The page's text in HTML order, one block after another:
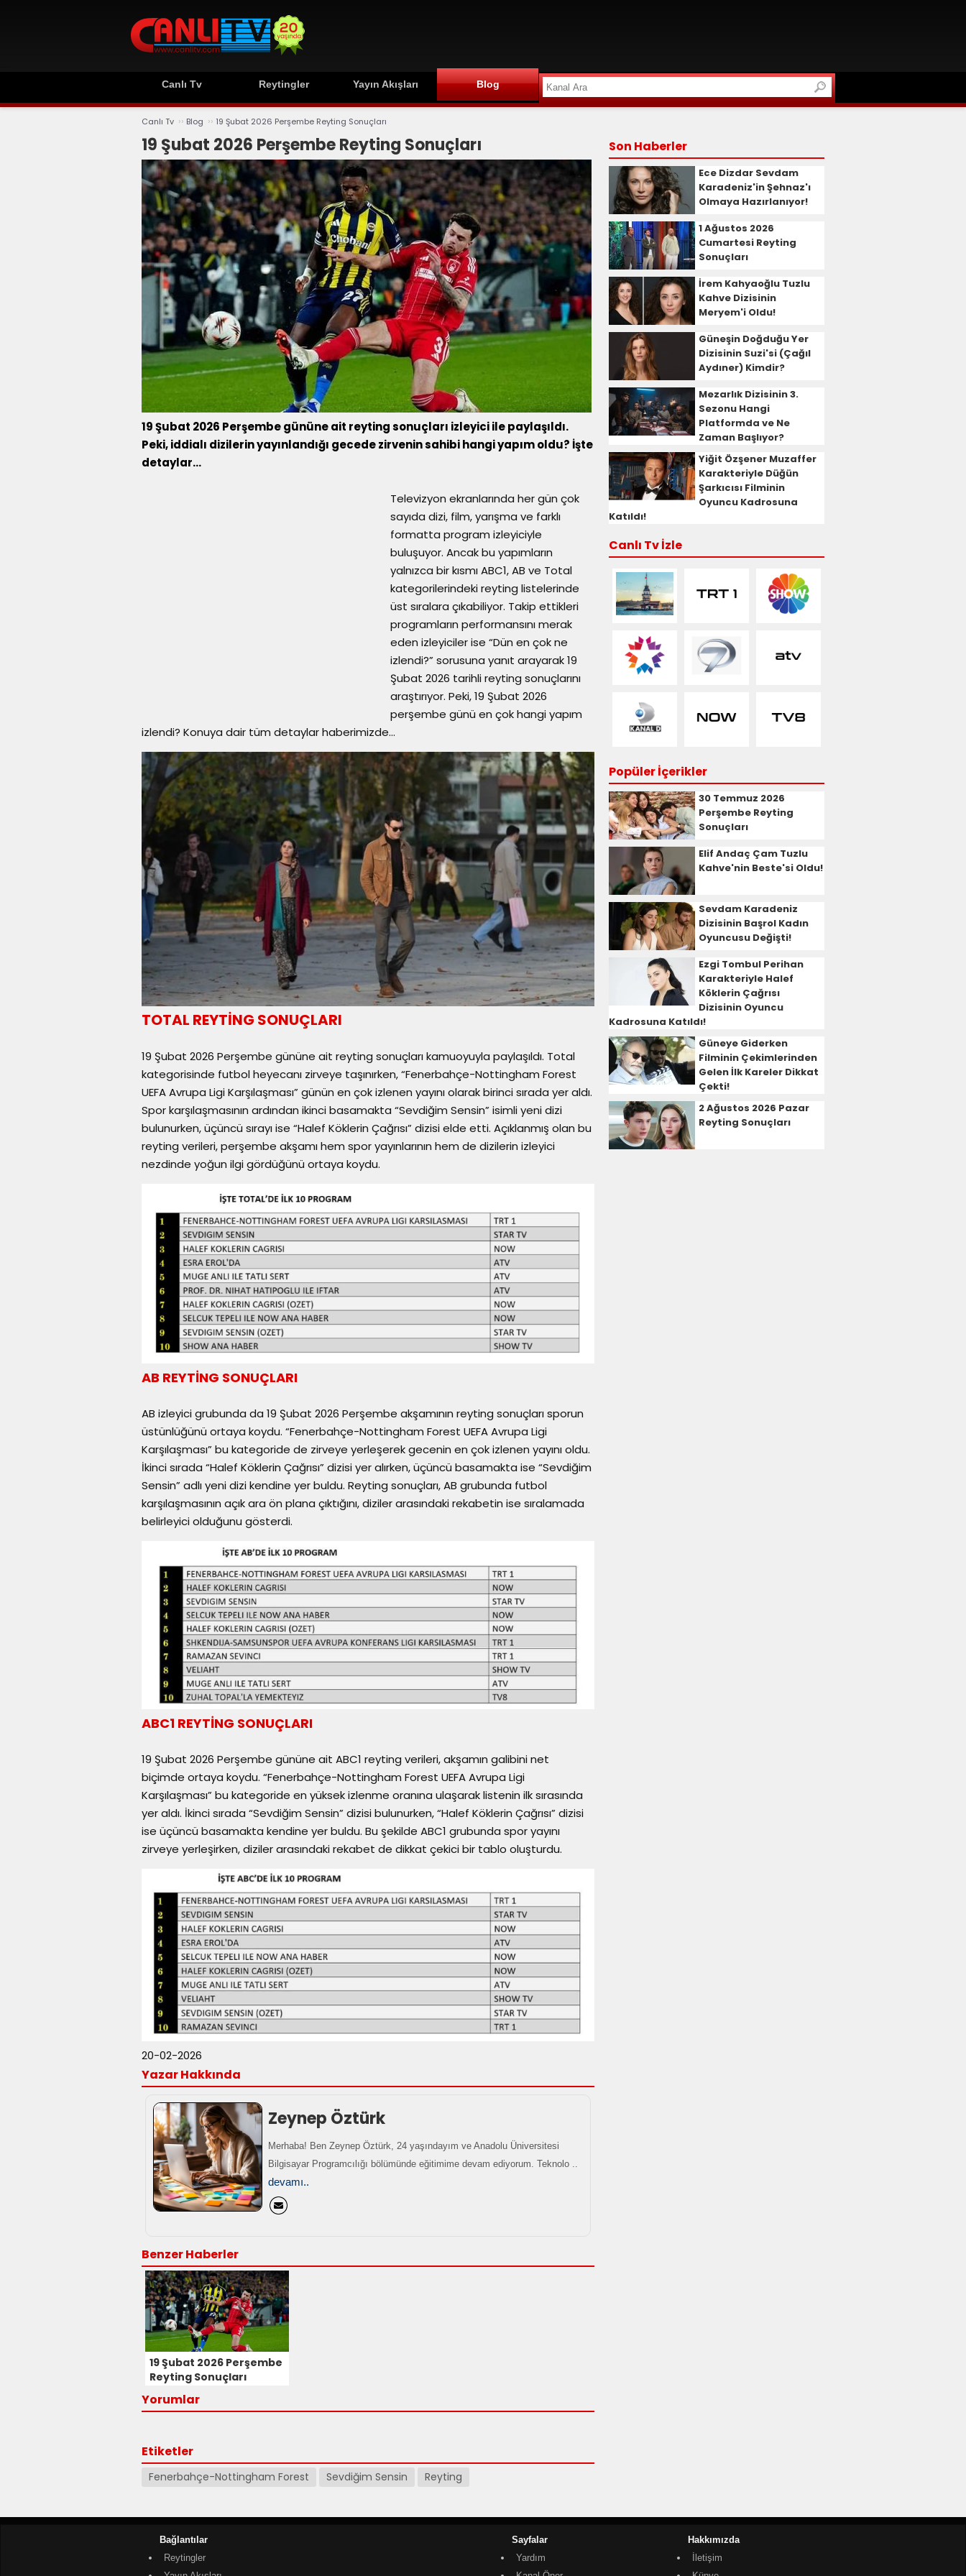
Canlı Tv Reytingler Yayın Akışları Blog
Canlı Tv ›› Blog ›› 19 Şubat 2026 Perşembe Reyting Sonuçları
19 Şubat 2026 Perşembe Reyting Sonuçları
19 Şubat 2026 Perşembe gününe ait reyting sonuçları izleyici ile paylaşıldı.
Peki, iddialı dizilerin yayınlandığı gecede zirvenin sahibi hangi yapım oldu? İşte
detaylar...
Televizyon ekranlarında her gün çok
sayıda dizi, film, yarışma ve farklı
formatta program izleyiciyle
buluşuyor. Ancak bu yapımların
yalnızca bir kısmı ABC1, AB ve Total
kategorilerindeki reyting listelerinde
üst sıralara çıkabiliyor. Takip ettikleri
programların performansını merak
eden izleyiciler ise “Dün en çok ne
izlendi?” sorusuna yanıt arayarak 19
Şubat 2026 tarihli reyting sonuçlarını
araştırıyor. Peki, 19 Şubat 2026
perşembe günü en çok hangi yapım
izlendi? Konuya dair tüm detaylar haberimizde...
TOTAL REYTİNG SONUÇLARI
19 Şubat 2026 Perşembe gününe ait reyting sonuçları kamuoyuyla paylaşıldı. Total
kategorisinde futbol heyecanı zirveye taşınırken, “Fenerbahçe-Nottingham Forest
UEFA Avrupa Ligi Karşılaşması” günün en çok izlenen yayını olarak birinci sırada yer aldı.
Spor karşılaşmasının ardından ikinci basamakta “Sevdiğim Sensin” isimli yeni dizi
bulunurken, üçüncü sırayı ise “Halef Köklerin Çağrısı” dizisi elde etti. Açıklanmış olan bu
reyting verileri, perşembe akşamı hem spor yayınlarının hem de dizilerin izleyici
nezdinde yoğun ilgi gördüğünü ortaya koydu.
AB REYTİNG SONUÇLARI
AB izleyici grubunda da 19 Şubat 2026 Perşembe akşamının reyting sonuçları sporun
üstünlüğünü ortaya koydu. “Fenerbahçe-Nottingham Forest UEFA Avrupa Ligi
Karşılaşması” bu kategoride de zirveye yerleşerek gecenin en çok izlenen yayını oldu.
İkinci sırada “Halef Köklerin Çağrısı” dizisi yer alırken, üçüncü basamakta ise “Sevdiğim
Sensin” adlı yeni dizi kendine yer buldu. Reyting sonuçları, AB grubunda futbol
karşılaşmasının açık ara ön plana çıktığını, diziler arasındaki rekabetin ise sıralamada
belirleyici olduğunu gösterdi.
ABC1 REYTİNG SONUÇLARI
19 Şubat 2026 Perşembe gününe ait ABC1 reyting verileri, akşamın galibini net
biçimde ortaya koydu. “Fenerbahçe-Nottingham Forest UEFA Avrupa Ligi
Karşılaşması” bu kategoride en yüksek izlenme oranına ulaşarak listenin ilk sırasında
yer aldı. İkinci sırada “Sevdiğim Sensin” dizisi bulunurken, “Halef Köklerin Çağrısı” dizisi
ise üçüncü basamakta kendine yer buldu. Bu şekilde ABC1 grubunda spor yayını
zirveye yerleşirken, diziler arasındaki rekabet de dikkat çekici bir tablo oluşturdu.
20-02-2026
Yazar Hakkında
Zeynep Öztürk
Merhaba! Ben Zeynep Öztürk, 24 yaşındayım ve Anadolu Üniversitesi
Bilgisayar Programcılığı bölümünde eğitimime devam ediyorum. Teknolo ..
devamı..
Benzer Haberler
19 Şubat 2026 Perşembe
Reyting Sonuçları
Yorumlar
Etiketler
Fenerbahçe-Nottingham Forest Sevdiğim Sensin Reyting
Son Haberler
Ece Dizdar Sevdam
Karadeniz'in Şehnaz'ı
Olmaya Hazırlanıyor!
1 Ağustos 2026
Cumartesi Reyting
Sonuçları
İrem Kahyaoğlu Tuzlu
Kahve Dizisinin
Meryem'i Oldu!
Güneşin Doğduğu Yer
Dizisinin Suzi'si (Çağıl
Aydıner) Kimdir?
Mezarlık Dizisinin 3.
Sezonu Hangi
Platformda ve Ne
Zaman Başlıyor?
Yiğit Özşener Muzaffer
Karakteriyle Düğün
Şarkıcısı Filminin
Oyuncu Kadrosuna
Katıldı!
Canlı Tv İzle
Popüler İçerikler
30 Temmuz 2026
Perşembe Reyting
Sonuçları
Elif Andaç Çam Tuzlu
Kahve'nin Beste'si Oldu!
Sevdam Karadeniz
Dizisinin Başrol Kadın
Oyuncusu Değişti!
Ezgi Tombul Perihan
Karakteriyle Halef
Köklerin Çağrısı
Dizisinin Oyuncu
Kadrosuna Katıldı!
Güneye Giderken
Filminin Çekimlerinden
Gelen İlk Kareler Dikkat
Çekti!
2 Ağustos 2026 Pazar
Reyting Sonuçları
Bağlantılar
Reytingler
Sayfalar
Yardım
Hakkımızda
İletişim